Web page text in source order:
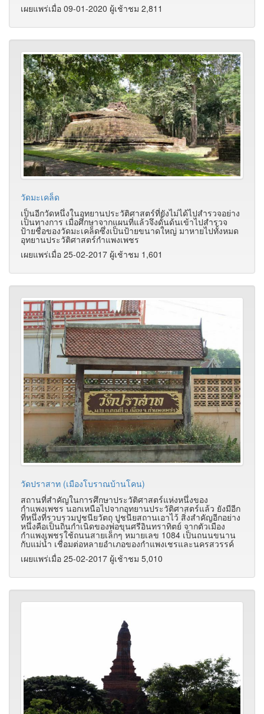
เผยแพร่เมื่อ 09-01-2020 ผู้เช้าชม 2,811
วัดมะเคล็ด
เป็นอีกวัดหนึ่งในอุทยานประวัติศาสตร์ที่ยังไม่ได้ไปสำรวจอย่าง
เป็นทางการ เมื่อศึกษาจากแผนที่แล้วจึงดั้นด้นเข้าไปสำรวจ
ป้ายชื่อของวัดมะเคล็ดซึ่งเป็นป้ายขนาดใหญ่ มาหายไปทั้งหมด
อุทยานประวัติศาสตร์กำแพงเพชร
เผยแพร่เมื่อ 25-02-2017 ผู้เช้าชม 1,601
วัดปราสาท (เมืองโบราณบ้านโคน)
สถานที่สำคัญในการศึกษาประวัติศาสตร์แห่งหนึ่งของ
กำแพงเพชร นอกเหนือไปจากอุทยานประวัติศาสตร์แล้ว ยังมีอีก
ที่หนึ่งที่รวบรวมปูชนียวัตถุ ปูชนียสถานเอาไว้ สิ่งสำคัญอีกอย่าง
หนึ่งคือเป็นถิ่นกำเนิดของพ่อขุนศรีอินทราทิตย์ จากตัวเมือง
กำแพงเพชรใช้ถนนสายเล็กๆ หมายเลข 1084 เป็นถนนขนาน
กับแม่น้ำ เชื่อมต่อหลายอำเภอของกำแพงเชรและนครสวรรค์
เผยแพร่เมื่อ 25-02-2017 ผู้เช้าชม 5,010